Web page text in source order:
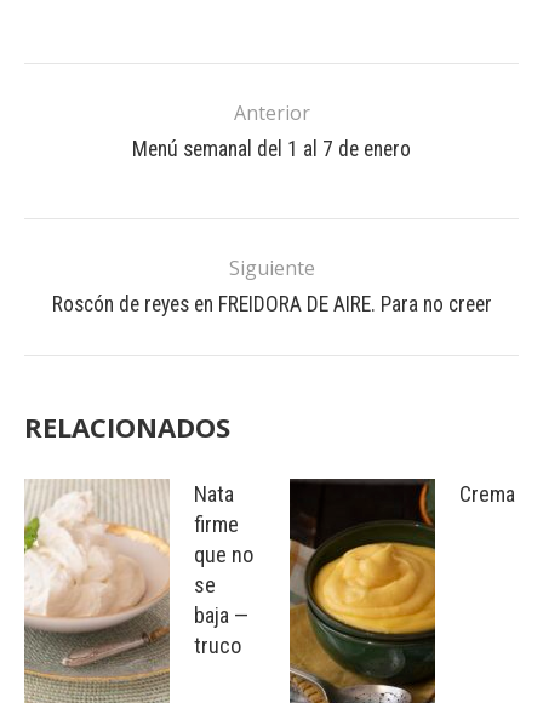
Anterior
Menú semanal del 1 al 7 de enero
Siguiente
Roscón de reyes en FREIDORA DE AIRE. Para no creer
RELACIONADOS
Nata
firme
que no
se
baja —
truco
Crema